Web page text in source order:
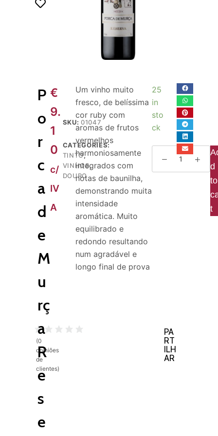
(0
opiniões
de
clientes)
P
o
r
c
a
d
e
M
u
rç
a
R
e
s
e
€
9.
1
0
c/
IV
A
SKU: 01047
CATEGORIES:
TINTO,
VINHOS,
DOURO
Um vinho muito
fresco, de belíssima
cor ruby com
aromas de frutos
vermelhos
harmoniosamente
integrados com
notas de baunilha,
demonstrando muita
intensidade
aromática. Muito
equilibrado e
redondo resultando
num agradável e
longo final de prova
25
in
sto
ck
d
to
t
PA
RT
ILH
AR